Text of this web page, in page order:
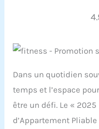
Dans un quotidien
temps et l’espace
être un défi. Le « 2025
d’Appartement